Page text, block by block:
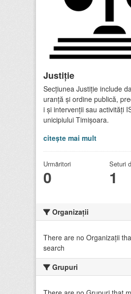
Justiție
Secțiunea Justiție include
uranță și ordine publică,
i și intervenții sau activități
unicipiului Timișoara.
citește mai mult
Urmăritori
0
Seturi
1
Organizații
There are no Organizații
search
Grupuri